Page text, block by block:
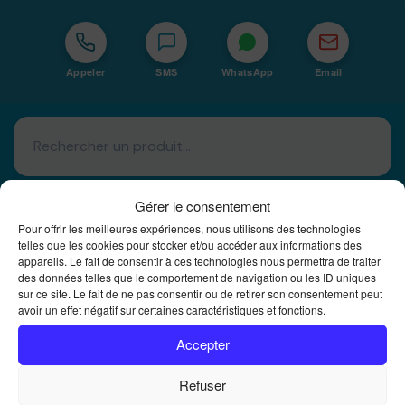
Gérer le consentement
Pour offrir les meilleures expériences, nous utilisons des technologies
telles que les cookies pour stocker et/ou accéder aux informations des
appareils. Le fait de consentir à ces technologies nous permettra de traiter
des données telles que le comportement de navigation ou les ID uniques
sur ce site. Le fait de ne pas consentir ou de retirer son consentement peut
avoir un effet négatif sur certaines caractéristiques et fonctions.
Accepter
Refuser
Appeler SMS WhatsApp Email
Basé à La Réunion · 974
Bureautique Reunion Ei
Intégrateur de solutions d'impression Bureautique et